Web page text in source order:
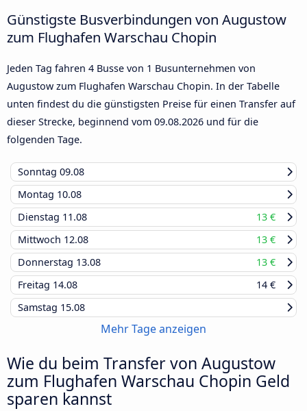
Günstigste Busverbindungen von Augustow
zum Flughafen Warschau Chopin
Jeden Tag fahren 4 Busse von 1 Busunternehmen von
Augustow zum Flughafen Warschau Chopin. In der Tabelle
unten findest du die günstigsten Preise für einen Transfer auf
dieser Strecke, beginnend vom 09.08.2026 und für die
folgenden Tage.
Sonntag 09.08
Montag 10.08
Dienstag 11.08
13 €
Mittwoch 12.08
13 €
Donnerstag 13.08
13 €
Freitag 14.08
14 €
Samstag 15.08
Mehr Tage anzeigen
Wie du beim Transfer von Augustow
zum Flughafen Warschau Chopin Geld
sparen kannst